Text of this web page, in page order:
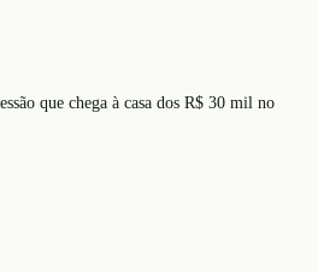
que chega à casa dos R$ 30 mil no